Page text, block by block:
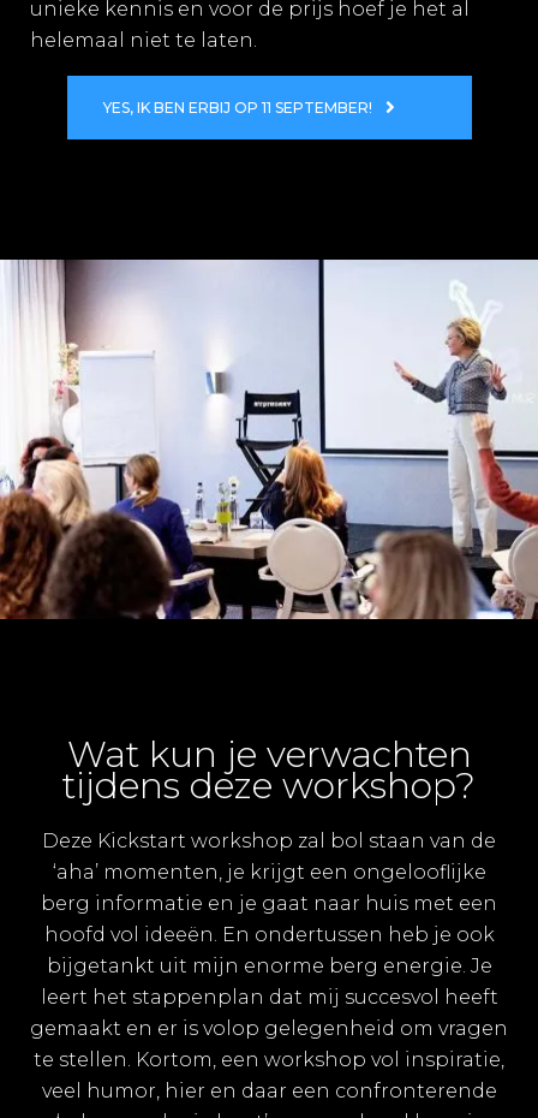
unieke kennis en voor de prijs hoef je het al
helemaal niet te laten.
YES, IK BEN ERBIJ OP 11 SEPTEMBER!
Wat kun je verwachten
tijdens deze workshop?
Deze Kickstart workshop zal bol staan van de
‘aha’ momenten, je krijgt een ongelooflijke
berg informatie en je gaat naar huis met een
hoofd vol ideeën. En ondertussen heb je ook
bijgetankt uit mijn enorme berg energie. Je
leert het stappenplan dat mij succesvol heeft
gemaakt en er is volop gelegenheid om vragen
te stellen. Kortom, een workshop vol inspiratie,
veel humor, hier en daar een confronterende